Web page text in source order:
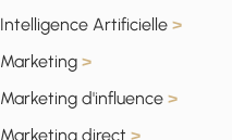
Intelligence Artificielle >
Marketing >
Marketing d'influence >
Marketing direct >